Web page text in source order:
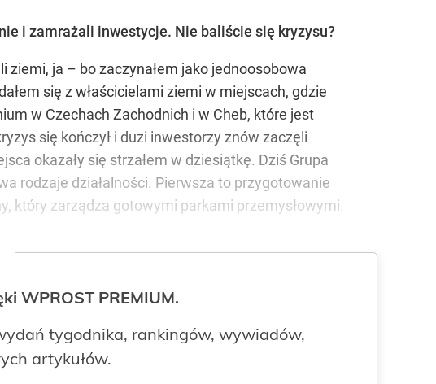
i zamrażali inwestycje. Nie baliście się kryzysu?
ziemi, ja – bo zaczynałem jako jednoosobowa
się z właścicielami ziemi w miejscach, gdzie
w Czechach Zachodnich i w Cheb, które jest
się kończył i duzi inwestorzy znów zaczęli
okazały się strzałem w dziesiątkę. Dziś Grupa
rodzaje działalności. Pierwsza to przygotowanie
który zarządza gotowymi parkami przemysłowymi.
WPROST PREMIUM.
tygodnika, rankingów, wywiadów,
artykułów.